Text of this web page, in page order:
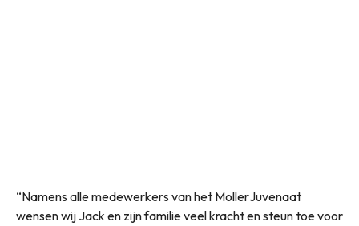
“Namens alle medewerkers van het MollerJuvenaat
wensen wij Jack en zijn familie veel kracht en steun toe voor